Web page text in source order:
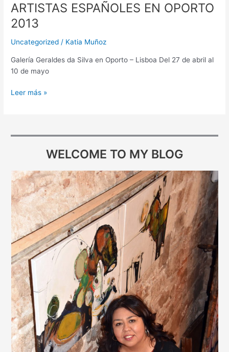
ARTISTAS ESPAÑOLES EN OPORTO
2013
Uncategorized / Katia Muñoz
Galería Geraldes da Silva en Oporto – Lisboa Del 27 de abril al
10 de mayo
ARTISTAS
ESPAÑOLES
EN
OPORTO
Leer más »
WELCOME TO MY BLOG